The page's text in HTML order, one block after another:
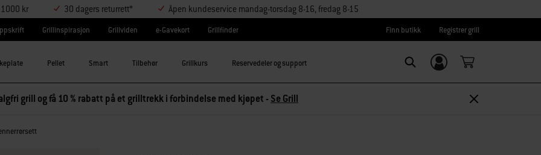
kr 30 dagers returrett* Åpen kundeservice mandag-torsdag 8-16, fredag 8-15
Grillinspirasjon Grillviden e-Gavekort Grillfinder Finn butikk Registrer grill
Pellet Smart Tilbehør Grillkurs Reservedeler og support
Logg inn/
Registrer deg
grill og få 10 % rabatt på et grilltrekk i forbindelse med kjøpet - Se Grill